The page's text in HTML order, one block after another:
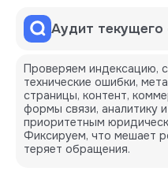
Аудит текущего
Проверяем индексацию,
технические ошибки,
страницы, контент,
формы связи, аналитику
приоритетным
Фиксируем, что мешает
теряет обращения.